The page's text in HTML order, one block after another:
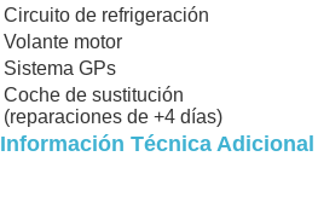
Circuito de refrigeración
Volante motor
Sistema GPs
Coche de sustitución
(reparaciones de +4 días)
Información Técnica Adicional